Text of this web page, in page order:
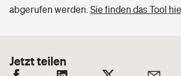
abgerufen werden. Sie finden das Tool
Jetzt teilen